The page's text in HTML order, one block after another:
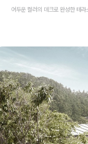
어두운 컬러의 데크로 완성한 테